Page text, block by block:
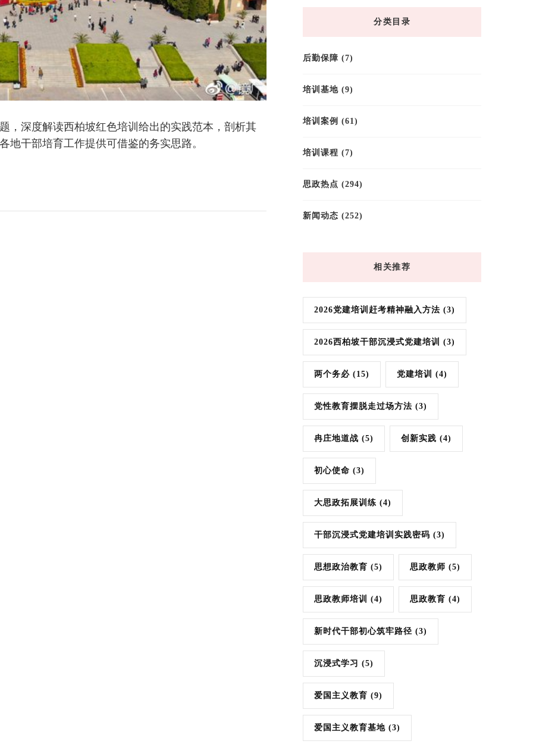
，深度解读西柏坡红色培训给出的实践范本，剖析其
地干部培育工作提供可借鉴的务实思路。
分类目录
后勤保障 (7)
培训基地 (9)
培训案例 (61)
培训课程 (7)
思政热点 (294)
新闻动态 (252)
相关推荐
2026党建培训赶考精神融入方法 (3)
2026西柏坡干部沉浸式党建培训 (3)
两个务必 (15) 党建培训 (4)
党性教育摆脱走过场方法 (3)
冉庄地道战 (5) 创新实践 (4)
初心使命 (3)
大思政拓展训练 (4)
干部沉浸式党建培训实践密码 (3)
思想政治教育 (5) 思政教师 (5)
思政教师培训 (4) 思政教育 (4)
新时代干部初心筑牢路径 (3)
沉浸式学习 (5)
爱国主义教育 (9)
爱国主义教育基地 (3)